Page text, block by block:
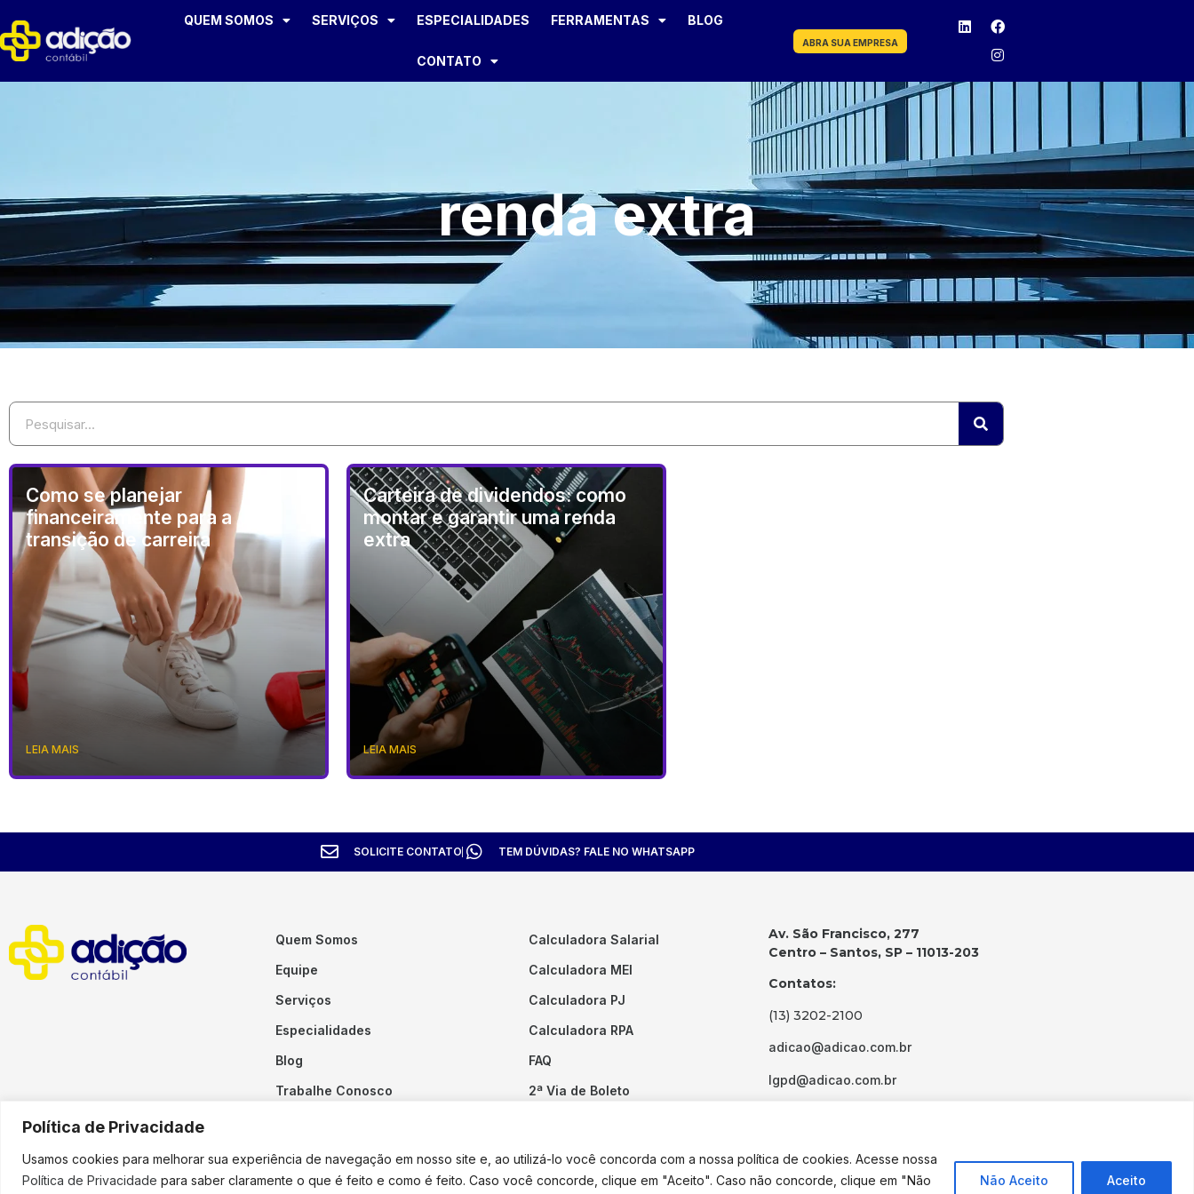
Política de Privacidade
Usamos cookies para melhorar sua experiência de navegação em nosso site e, ao utilizá-lo você concorda com a nossa política de cookies. Acesse nossa
Política de Privacidade para saber claramente o que é feito e como é feito. Caso você concorde, clique em "Aceito". Caso não concorde, clique em "Não
Não Aceito Aceito
QUEM SOMOS SERVIÇOS ESPECIALIDADES FERRAMENTAS BLOG
CONTATO
ABRA SUA EMPRESA
renda extra
Como se planejar
financeiramente para a
transição de carreira
LEIA MAIS
Carteira de dividendos: como
montar e garantir uma renda
extra
LEIA MAIS
SOLICITE CONTATO TEM DÚVIDAS? FALE NO WHATSAPP
Quem Somos
Equipe
Serviços
Especialidades
Blog
Trabalhe Conosco
Calculadora Salarial
Calculadora MEI
Calculadora PJ
Calculadora RPA
FAQ
2ª Via de Boleto
Av. São Francisco, 277
Centro – Santos, SP – 11013-203
Contatos:
(13) 3202-2100
adicao@adicao.com.br
lgpd@adicao.com.br